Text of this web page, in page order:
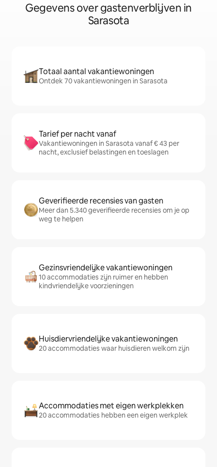
Gegevens over gastenverblijven in
Sarasota
Totaal aantal vakantiewoningen
Ontdek 70 vakantiewoningen in Sarasota
Tarief per nacht vanaf
Vakantiewoningen in Sarasota vanaf € 43 per
nacht, exclusief belastingen en toeslagen
Geverifieerde recensies van gasten
Meer dan 5.340 geverifieerde recensies om je op
weg te helpen
Gezinsvriendelijke vakantiewoningen
10 accommodaties zijn ruimer en hebben
kindvriendelijke voorzieningen
Huisdiervriendelijke vakantiewoningen
20 accommodaties waar huisdieren welkom zijn
Accommodaties met eigen werkplekken
20 accommodaties hebben een eigen werkplek